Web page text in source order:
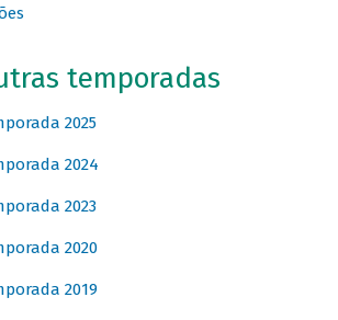
temporadas
2025
2024
2023
2020
2019